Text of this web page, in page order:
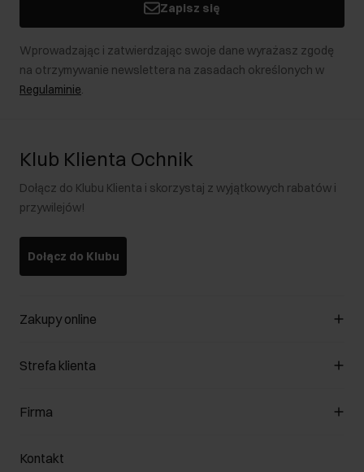
Zapisz się
Wprowadzając i zatwierdzając swoje dane wyrażasz zgodę
na otrzymywanie newslettera na zasadach określonych w
Regulaminie.
Klub Klienta Ochnik
Dołącz do Klubu Klienta i skorzystaj z wyjątkowych rabatów i
przywilejów!
Dołącz do Klubu
Zakupy online
Zarządzaj cookies
Formy płatności
Jak dokonać zwrotu?
Strefa klienta
Klub Klienta
Zwróć produkty
Firma
O nas
Kontakt